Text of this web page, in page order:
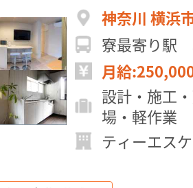
神奈川 横浜
寮最寄り駅
月給
設計・施工
場・軽作業
ティーエス